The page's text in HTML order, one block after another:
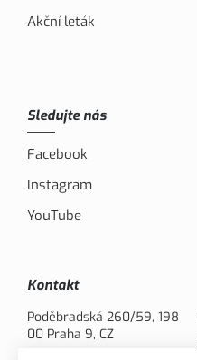
Akční leták
Sledujte nás
Facebook
Instagram
YouTube
Kontakt
Poděbradská 260/59, 198
00 Praha 9, CZ